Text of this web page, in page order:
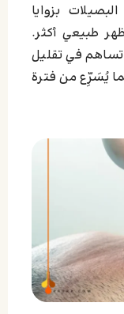
بزوايا
طبيعي أكثر.
تساهم في تقليل
يُسَرِّع من فترة